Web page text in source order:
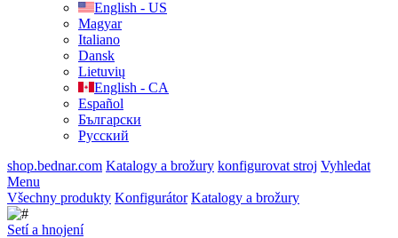
English - US
Magyar
Italiano
Dansk
Lietuvių
English - CA
Español
Български
Русский
shop.bednar.com Katalogy a brožury konfigurovat stroj Vyhledat
Menu
Všechny produkty Konfigurátor Katalogy a brožury
Setí a hnojení